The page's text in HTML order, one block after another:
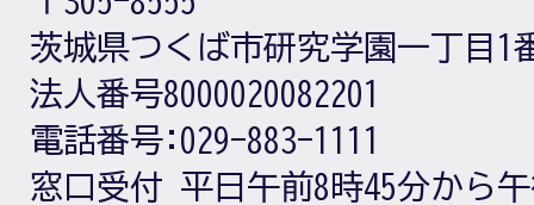
茨城県つくば市研究学園一丁目1
法人番号8000020082201
電話番号: 029-883-1111
窓口受付 平日午前8時45分から